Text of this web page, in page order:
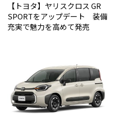
【トヨタ】ヤリスクロス GR
SPORTをアップデート 装備
充実で魅力を高めて発売